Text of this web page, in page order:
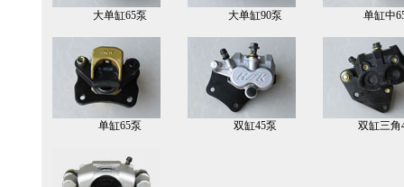
大单缸65泵 大单缸90泵 单缸中
单缸65泵 双缸45泵 双缸三角